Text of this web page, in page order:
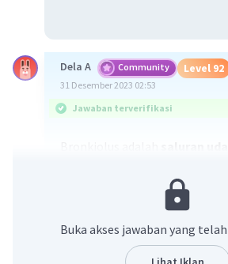
Dela A Community Level 92
31 Desember 2023 02:53
Jawaban terverifikasi
Beri Rating
Buka akses jawaban yang